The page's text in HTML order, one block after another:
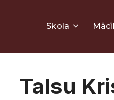
Skola
Talsu